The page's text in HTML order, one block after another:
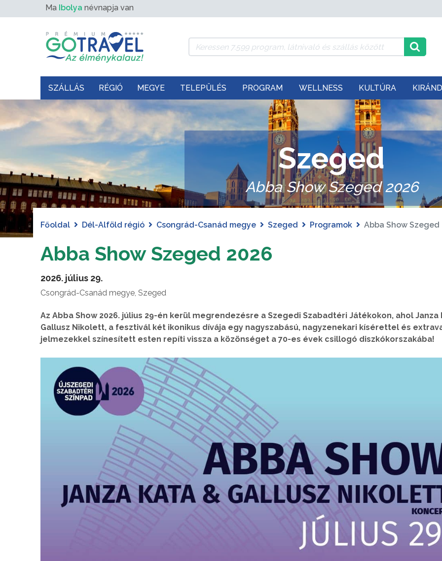
Ma Ibolya névnapja van
SZÁLLÁS RÉGIÓ MEGYE TELEPÜLÉS PROGRAM WELLNESS KULTÚRA
Szeged
Abba Show Szeged 2026
Főoldal Dél-Alföld régió Csongrád-Csanád megye Szeged Programok Abba Show Szeged
Abba Show Szeged 2026
2026. július 29.
Csongrád-Csanád megye, Szeged
Az Abba Show 2026. július 29-én kerül megrendezésre a Szegedi Szabadtéri Játékokon, ahol Janza
Gallusz Nikolett, a fesztivál két ikonikus dívája egy nagyszabású, nagyzenekari kísérettel és
jelmezekkel színesített esten repíti vissza a közönséget a 70-es évek csillogó diszkókorszakába!